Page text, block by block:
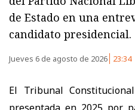
de Estado en una
candidato presidencial.
Jueves 6 de agosto de 2026 23:34
El Tribunal